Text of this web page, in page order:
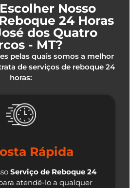
Nosso
24 Horas
dos Quatro
- MT?
pelas quais somos a melhor
de serviços de reboque 24
horas:
Rápida
Serviço de Reboque 24
atendê-lo a qualquer